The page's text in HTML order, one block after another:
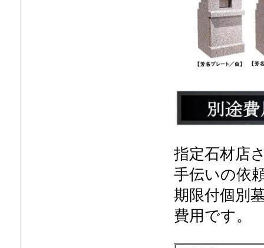
指定石材店
手伝いの依
期限付個別
費用です。